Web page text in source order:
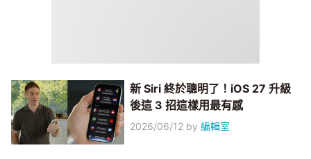
新 Siri 終於聰明了！iOS 27 升級
後這 3 招這樣用最有感
2026/06/12 by編輯室